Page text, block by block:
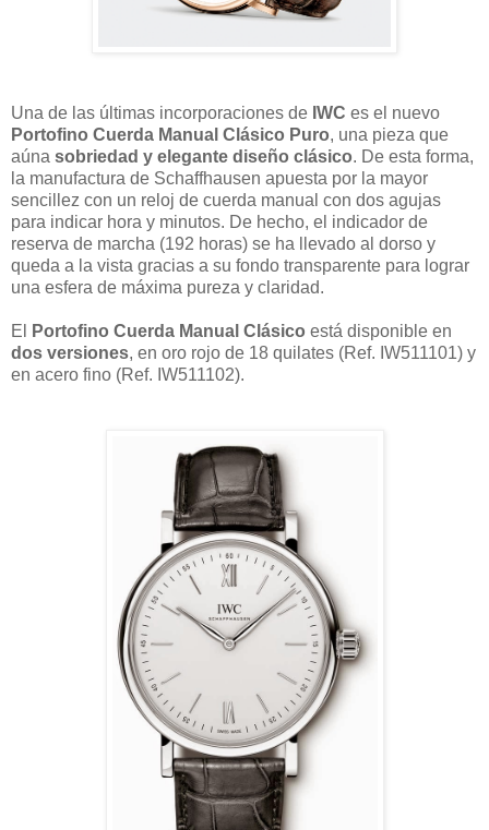
Una de las últimas incorporaciones de IWC es el nuevo
Portofino Cuerda Manual Clásico Puro, una pieza que
aúna sobriedad y elegante diseño clásico. De esta forma,
la manufactura de Schaffhausen apuesta por la mayor
sencillez con un reloj de cuerda manual con dos agujas
para indicar hora y minutos. De hecho, el indicador de
reserva de marcha (192 horas) se ha llevado al dorso y
queda a la vista gracias a su fondo transparente para lograr
una esfera de máxima pureza y claridad.
El Portofino Cuerda Manual Clásico está disponible en
dos versiones, en oro rojo de 18 quilates (Ref. IW511101) y
en acero fino (Ref. IW511102).